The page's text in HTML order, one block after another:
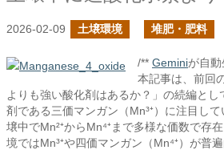
2026-02-09 土壌環境 堆肥・肥料
/** Geminiが自
本記事は、前回
よりも強い酸化剤はあるか？」の続編と
剤である三価マンガン（Mn³⁺）に注目し
壌中でMn²⁺からMn⁴⁺まで多様な価数で存
境ではMn³⁺や四価マンガン（Mn⁴⁺）が普